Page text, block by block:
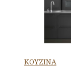
ΚΟΥΖΙΝΑ